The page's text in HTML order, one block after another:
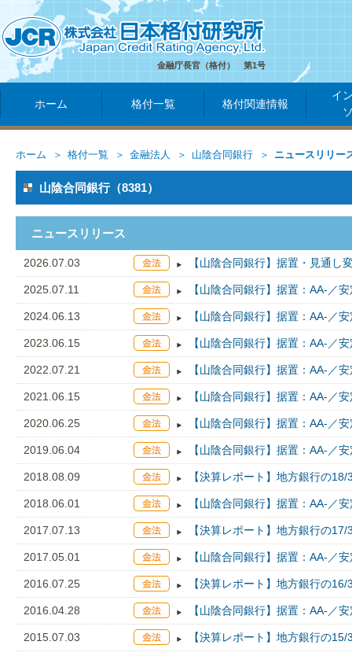
金融庁長官（格付） 第1号
ホーム 格付一覧 格付関連情報
イ
ホーム 格付一覧 金融法人 山陰合同銀行 ニュースリリー
山陰合同銀行（8381）
ニュースリリース
2026.07.03 【山陰合同銀行】据置・見通
2025.07.11 【山陰合同銀行】据置：AA-／
2024.06.13 【山陰合同銀行】据置：AA-／
2023.06.15 【山陰合同銀行】据置：AA-／
2022.07.21 【山陰合同銀行】据置：AA-／
2021.06.15 【山陰合同銀行】据置：AA-／
2020.06.25 【山陰合同銀行】据置：AA-／
2019.06.04 【山陰合同銀行】据置：AA-／
2018.08.09 【決算レポート】地方銀行の
2018.06.01 【山陰合同銀行】据置：AA-／
2017.07.13 【決算レポート】地方銀行の
2017.05.01 【山陰合同銀行】据置：AA-／
2016.07.25 【決算レポート】地方銀行の
2016.04.28 【山陰合同銀行】据置：AA-／
2015.07.03 【決算レポート】地方銀行の